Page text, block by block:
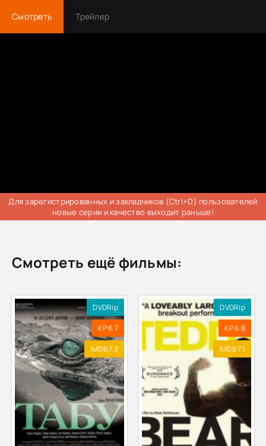
Смотреть Трейлер
Для зарегистрированных и закладчиков (Ctrl+D) пользователей
новые серии и качество выходит раньше!
Смотреть ещё фильмы:
DVDRip
KP 6.7
IMDB 7.3
DVDRip
KP 6.8
IMDB 7.1